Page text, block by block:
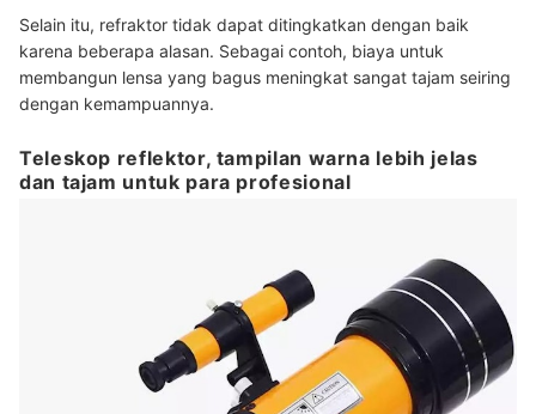
Selain itu, refraktor tidak dapat ditingkatkan dengan baik
karena beberapa alasan. Sebagai contoh, biaya untuk
membangun lensa yang bagus meningkat sangat tajam seiring
dengan kemampuannya.
Teleskop reflektor, tampilan warna lebih jelas
dan tajam untuk para profesional